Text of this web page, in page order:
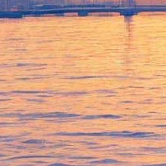
Би-би-си выложила тизер
«Доктор Кто», в
женщина —
«Черное зеркало»).
новые приключения» –
сайта Digital Spy,